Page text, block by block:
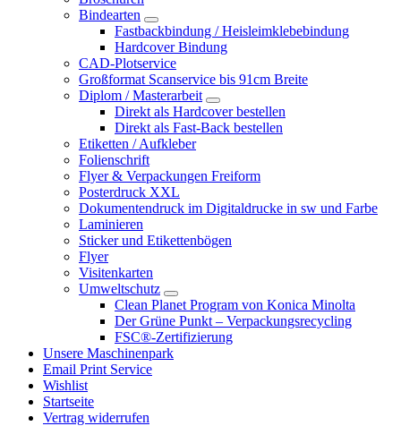
Bindearten
Fastbackbindung / Heisleimklebebindung
Hardcover Bindung
CAD-Plotservice
Großformat Scanservice bis 91cm Breite
Diplom / Masterarbeit
Direkt als Hardcover bestellen
Direkt als Fast-Back bestellen
Etiketten / Aufkleber
Folienschrift
Flyer & Verpackungen Freiform
Posterdruck XXL
Dokumentendruck im Digitaldrucke in sw und Farbe
Laminieren
Sticker und Etikettenbögen
Flyer
Visitenkarten
Umweltschutz
Clean Planet Program von Konica Minolta
Der Grüne Punkt – Verpackungsrecycling
FSC®-Zertifizierung
Unsere Maschinenpark
Email Print Service
Wishlist
Startseite
Vertrag widerrufen